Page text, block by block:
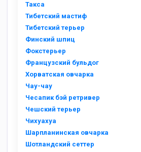
Такса
Тибетский мастиф
Тибетский терьер
Финский шпиц
Фокстерьер
Французский бульдог
Хорватская овчарка
Чау-чау
Чесапик бэй ретривер
Чешский терьер
Чихуахуа
Шарпланинская овчарка
Шотландский сеттер